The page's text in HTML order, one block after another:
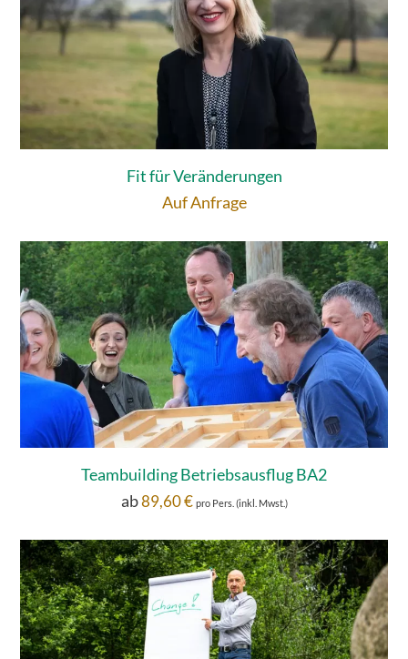
Fit für Veränderungen
Auf Anfrage
Teambuilding Betriebsausflug BA2
ab89,60€ pro Pers. (inkl. Mwst.)